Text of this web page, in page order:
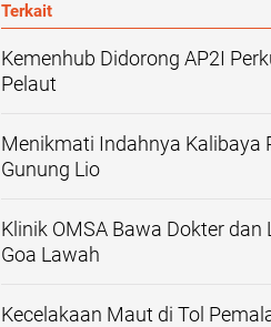
Terkait
Kemenhub Didorong AP2I
Pelaut
Menikmati Indahnya Kalibaya
Gunung Lio
Klinik OMSA Bawa Dokter
Goa Lawah
Kecelakaan Maut di Tol